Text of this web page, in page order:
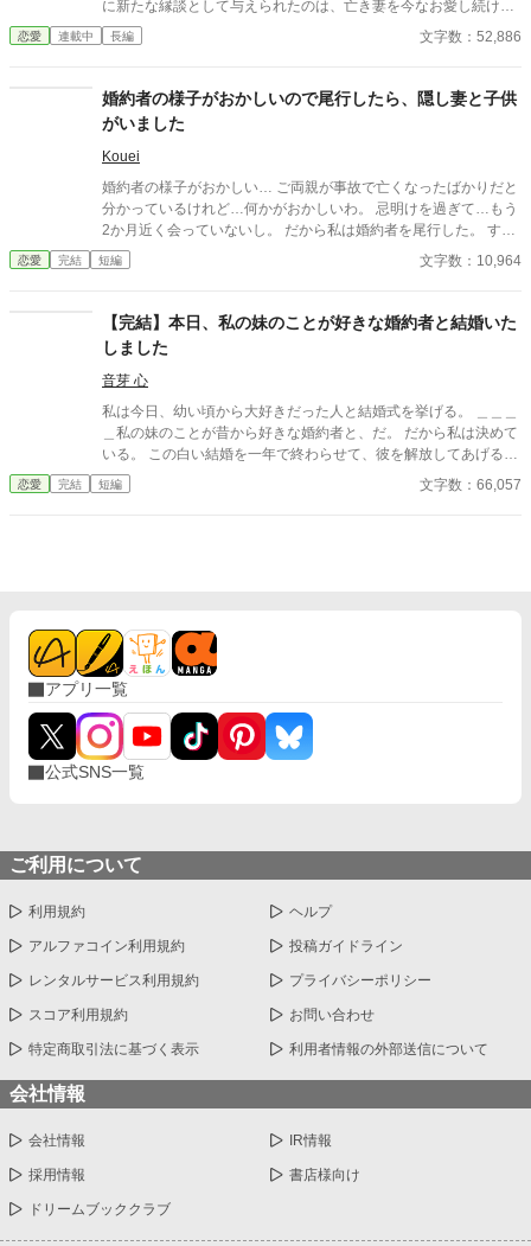
に新たな縁談として与えられたのは、亡き妻を今なお愛し続ける
英雄・辺境伯ヴィンセント。 「君を愛することはない」 そう言い
切る夫に、リリーは静かに微笑んで頷いた。 彼女にもまた、胸の
を忘れられないまま始まった、冷え切った政略結婚。 しかし、使
用人や領民から慕われるリリーの優しさに触れるうち、ヴィンセ
ントの凍てついた心は少しずつ変わり始める。 ――気付けば、彼
女の笑顔を守りたいと思うほどに。 だが、その矢先。 ヴィンセン
トは、リリーが一人の男と親しげに語り合う姿を目撃してしま
う。 「あの男は誰だ」 「私の初恋の人です。……今も、その人だ
けを想っています」 激しく動揺し、彼女を責めるヴィンセント。
そんな夫を見つめ、リリーは不思議そうに首を傾げた。 「旦那様
だって、奥様以外は愛する気はないと仰っていたじゃないです
物語。
恋愛 連載中 長編 文字数：52,886
婚約者の様子がおかしいので尾行したら、隠し妻と子供
がいました
Kouei
婚約者の様子がおかしい… ご両親が事故で亡くなったばかりだと
分かっているけれど…何かがおかしいわ。 忌明けを過ぎて…もう
2か月近く会っていないし。 だから私は婚約者を尾行した。 する
とそこで目にしたのは、婚約者そっくりの小さな男の子と美しい
女性と一緒にいる彼の姿だった。 まさかっ 隠し妻と子供がいた
は、他サイトにも投稿しています。
恋愛 完結 短編 文字数：10,964
【完結】本日、私の妹のことが好きな婚約者と結婚いた
しました
音芽 心
私は今日、幼い頃から大好きだった人と結婚式を挙げる。 ＿＿＿
＿私の妹のことが昔から好きな婚約者と、だ。 だから私は決めて
いる。 この白い結婚を一年で終わらせて、彼を解放してあげるこ
とを。 彼の気持ちを直接聞いたことはないけれど……きっとその
方が、彼も喜ぶだろうから。 ……これは、恋を諦めていた令嬢
恋愛 完結 短編 文字数：66,057
アプリ一覧
公式SNS一覧
ご利用について
利用規約 ヘルプ
アルファコイン利用規約 投稿ガイドライン
レンタルサービス利用規約 プライバシーポリシー
スコア利用規約 お問い合わせ
特定商取引法に基づく表示 利用者情報の外部送信について
会社情報
会社情報 IR情報
採用情報 書店様向け
ドリームブッククラブ